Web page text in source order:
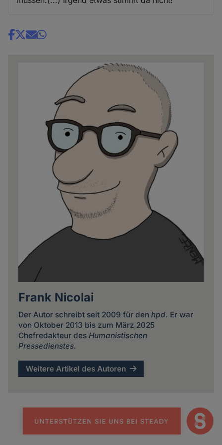
Share
Frank Nicolai
Der Autor schreibt seit 2009 für den hpd. Er war
von Oktober 2013 bis zum März 2025
Chefredakteur des Humanistischen
Pressedienstes.
Weitere Artikel des Autoren